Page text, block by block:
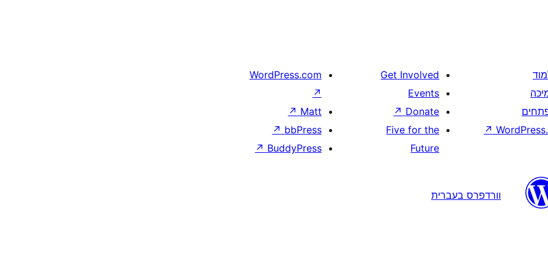
↗
Get Involved
Events
Donate
↗
Five for the
Future
WordPress.com
↗
Matt
↗
bbPress
↗
BuddyPress
↗
וורדפרס בעברית